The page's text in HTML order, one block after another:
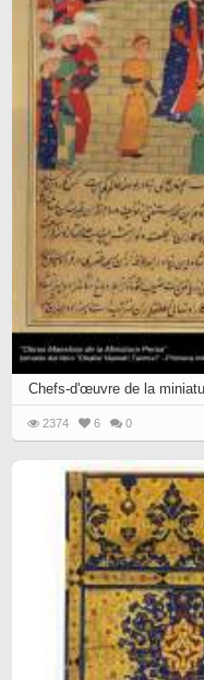
Chefs-d'œuvre de la
2374 6 0